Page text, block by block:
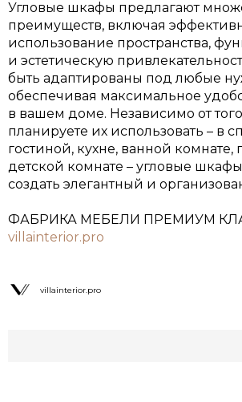
Угловые шкафы предлагают
преимуществ, включая
использование пространства,
и эстетическую
быть адаптированы под любые
обеспечивая максимальное
в вашем доме. Независимо от
планируете их использовать – в
гостиной, кухне, ванной
детской комнате – угловые
создать элегантный и
ФАБРИКА МЕБЕЛИ ПРЕМИУМ
villainterior.pro
villainterior.pro